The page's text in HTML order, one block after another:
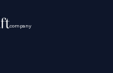
company